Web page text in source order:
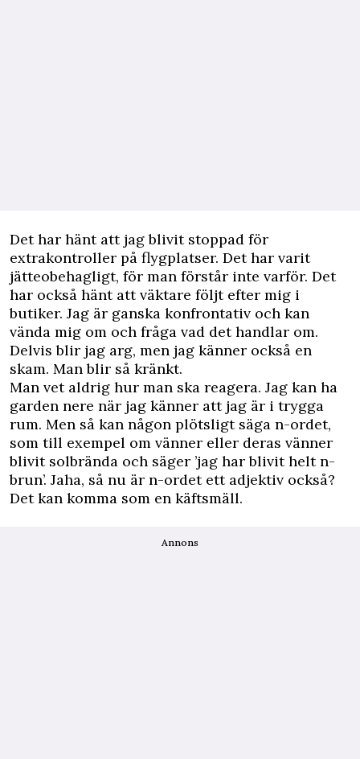
Det har hänt att jag blivit stoppad för
extrakontroller på flygplatser. Det har varit
jätteobehagligt, för man förstår inte varför. Det
har också hänt att väktare följt efter mig i
butiker. Jag är ganska konfrontativ och kan
vända mig om och fråga vad det handlar om.
Delvis blir jag arg, men jag känner också en
skam. Man blir så kränkt.
Man vet aldrig hur man ska reagera. Jag kan ha
garden nere när jag känner att jag är i trygga
rum. Men så kan någon plötsligt säga n-ordet,
som till exempel om vänner eller deras vänner
blivit solbrända och säger ’jag har blivit helt n-
brun’. Jaha, så nu är n-ordet ett adjektiv också?
Det kan komma som en käftsmäll.
Annons